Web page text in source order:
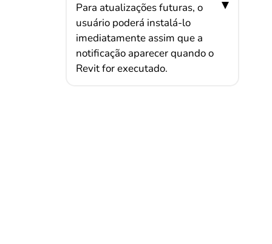
Para atualizações futuras, o
usuário poderá instalá-lo
imediatamente assim que a
notificação aparecer quando o
Revit for executado.